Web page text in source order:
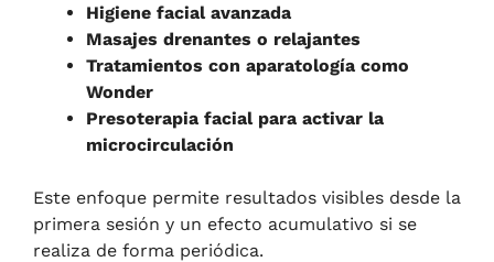
Higiene facial avanzada
Masajes drenantes o relajantes
Tratamientos con aparatología como
Wonder
Presoterapia facial para activar la
microcirculación
Este enfoque permite resultados visibles desde la
primera sesión y un efecto acumulativo si se
realiza de forma periódica.